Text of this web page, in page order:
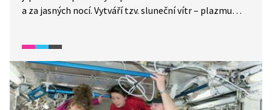
a za jasných nocí. Vytváří tzv. sluneční vítr – plazmu
atmosféry, kde narážejí na molekuly vzduchu, a při tom
se uvolňuje energie ve formě světla.